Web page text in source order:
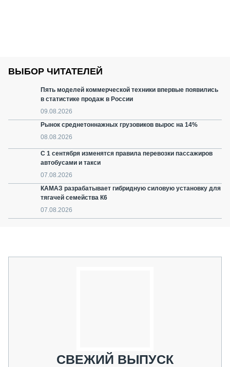
ВЫБОР ЧИТАТЕЛЕЙ
Пять моделей коммерческой техники впервые появились
в статистике продаж в России
09.08.2026
Рынок среднетоннажных грузовиков вырос на 14%
08.08.2026
С 1 сентября изменятся правила перевозки пассажиров
автобусами и такси
07.08.2026
КАМАЗ разрабатывает гибридную силовую установку для
тягачей семейства К6
07.08.2026
СВЕЖИЙ ВЫПУСК